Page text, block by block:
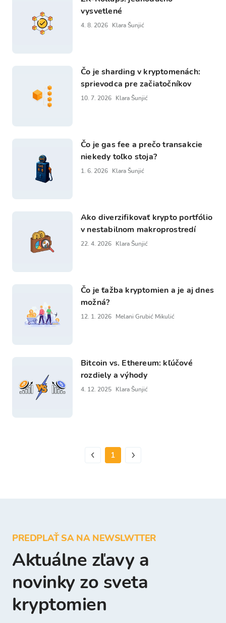
vysvetlené
4. 8. 2026 Klara Šunjić
Čo je sharding v kryptomenách:
sprievodca pre začiatočníkov
10. 7. 2026 Klara Šunjić
Čo je gas fee a prečo transakcie
niekedy toľko stoja?
1. 6. 2026 Klara Šunjić
Ako diverzifikovať krypto portfólio
v nestabilnom makroprostredí
22. 4. 2026 Klara Šunjić
Čo je ťažba kryptomien a je aj dnes
možná?
12. 1. 2026 Melani Grubić Mikulić
Bitcoin vs. Ethereum: kľúčové
rozdiely a výhody
4. 12. 2025 Klara Šunjić
1
PREDPLAŤ SA NA NEWSLWTTER
Aktuálne zľavy a
novinky zo sveta
kryptomien